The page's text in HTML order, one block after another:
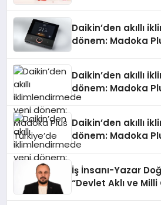
Daikin’den akıllı
dönem: Madoka
Daikin’den akıllı
dönem: Madoka
Daikin’den akıllı
dönem: Madoka
İş İnsanı-Yazar
“Devlet Aklı ve